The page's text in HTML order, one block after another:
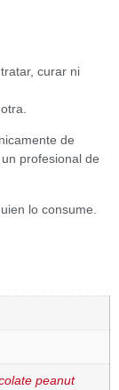
curar ni
de
profesional de
lo consume.
peanut